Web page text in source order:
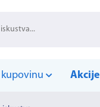
kupovinu Akcije